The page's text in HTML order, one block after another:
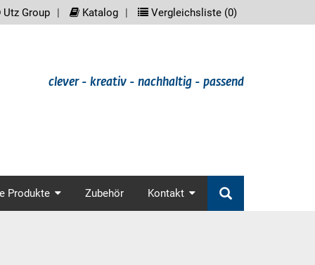
Utz Group Katalog Vergleichsliste (0)
clever - kreativ - nachhaltig - passend
Produkte Zubehör Kontakt